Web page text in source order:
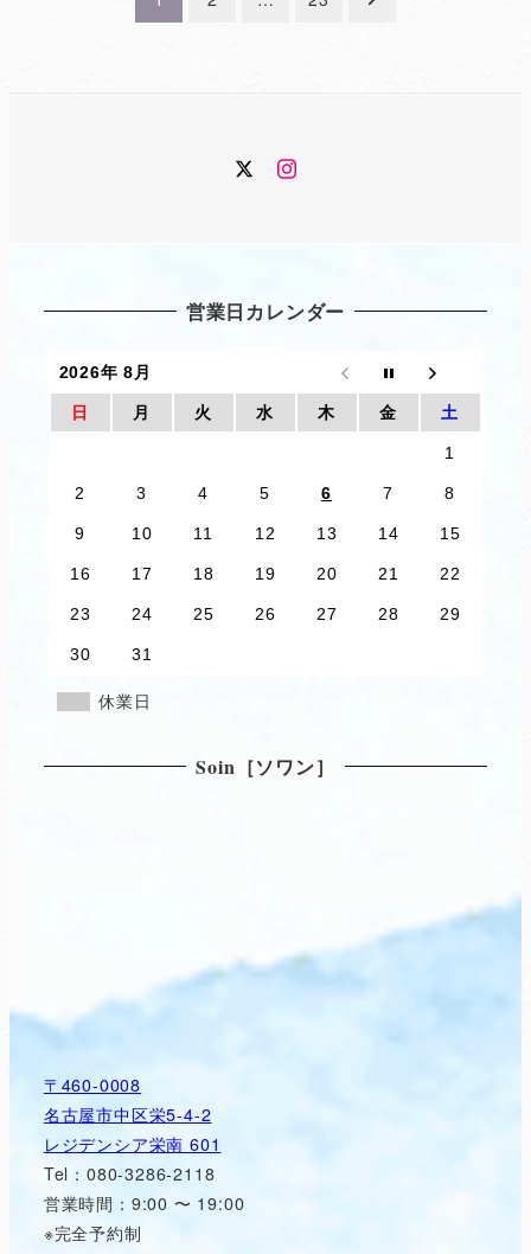
TwitterInstagram
営業日カレンダー
2026年 8月
日 月 火 水 木 金 土
1
2 3 4 5 6 7 8
9 10 11 12 13 14 15
16 17 18 19 20 21 22
23 24 25 26 27 28 29
30 31
休業日
Soin［ソワン］
〒460-0008
名古屋市中区栄5-4-2
レジデンシア栄南 601
Tel：080-3286-2118
営業時間：9:00 〜 19:00
※完全予約制